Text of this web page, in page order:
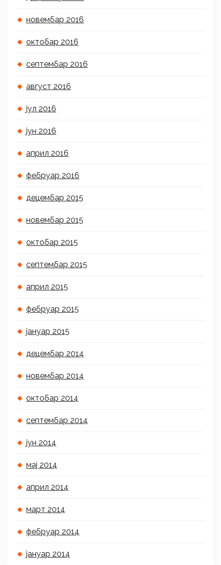
новембар 2016
октобар 2016
септембар 2016
август 2016
јул 2016
јун 2016
април 2016
фебруар 2016
децембар 2015
новембар 2015
октобар 2015
септембар 2015
април 2015
фебруар 2015
јануар 2015
децембар 2014
новембар 2014
октобар 2014
септембар 2014
јун 2014
мај 2014
април 2014
март 2014
фебруар 2014
јануар 2014